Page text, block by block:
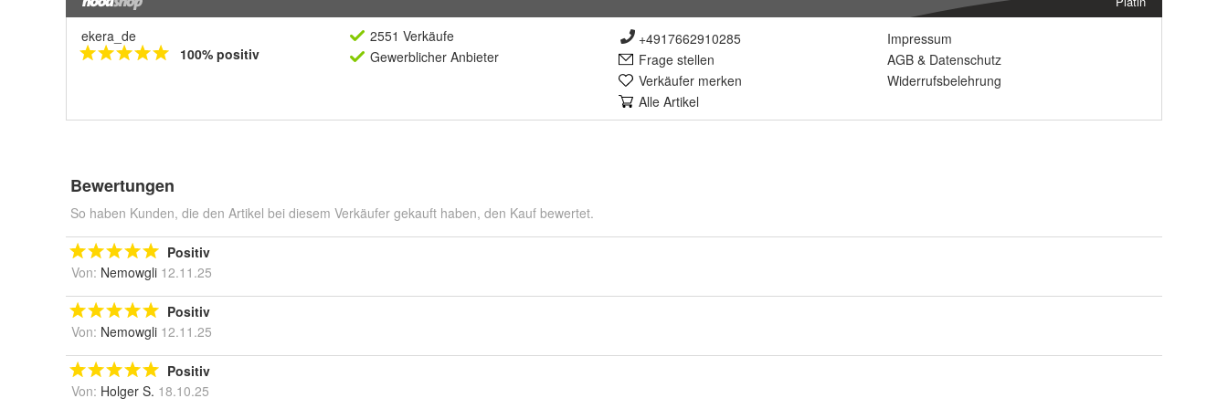
ekera_de
100% positiv
2551 Verkäufe
Gewerblicher Anbieter
+4917662910285
Frage stellen
Verkäufer merken
Alle Artikel
Impressum
AGB & Datenschutz
Widerrufsbelehrung
Bewertungen
So haben Kunden, die den Artikel bei diesem Verkäufer gekauft haben, den Kauf bewertet.
Positiv
Von: Nemowgli 12.11.25
Positiv
Von: Nemowgli 12.11.25
Positiv
Von: Holger S. 18.10.25